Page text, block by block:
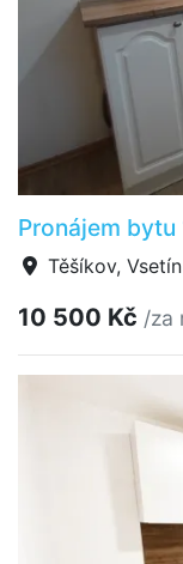
Pronájem bytu
Těšíkov, Vsetín
10 500 Kč /za